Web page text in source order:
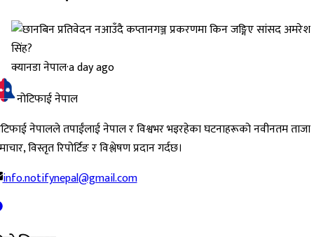
क्यानडा नेपाल·a day ago
नोटिफाई नेपाल
नेपालले तपाईंलाई नेपाल र विश्वभर भइरहेका घटनाहरूको नवीनतम ताजा
विस्तृत रिपोर्टिङ र विश्लेषण प्रदान गर्दछ।
info.notifynepal@gmail.com